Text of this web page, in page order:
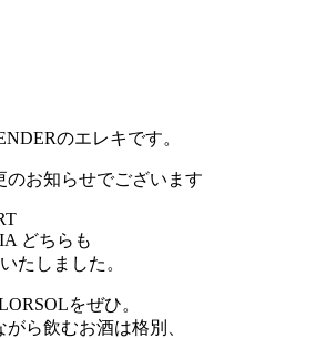
のエレキです。
のお知らせでございます
どちらも
たしました。
をぜひ。
ら飲むお酒は格別、